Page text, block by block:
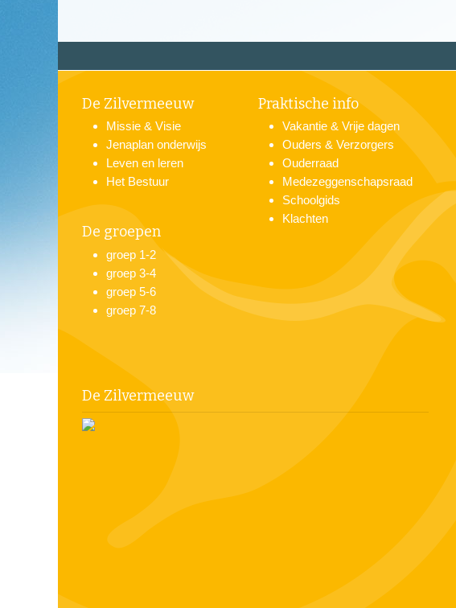
De Zilvermeeuw
Missie & Visie
Jenaplan onderwijs
Leven en leren
Het Bestuur
De groepen
groep 1-2
groep 3-4
groep 5-6
groep 7-8
Praktische info
Vakantie & Vrije dagen
Ouders & Verzorgers
Ouderraad
Medezeggenschapsraad
Schoolgids
Klachten
De Zilvermeeuw